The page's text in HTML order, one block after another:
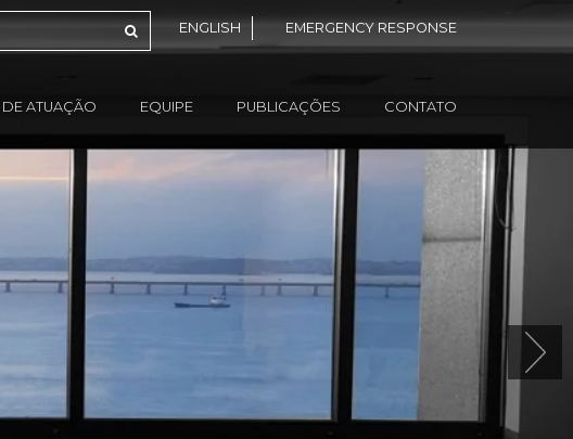
ENGLISH EMERGENCY RESPONSE
ATUAÇÃO EQUIPE PUBLICAÇÕES CONTATO